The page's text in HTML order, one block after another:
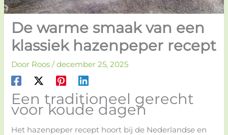
De warme smaak van een
klassiek hazenpeper recept
Door Roos/december 25, 2025
Een traditioneel gerecht
voor koude dagen
Het hazenpeper recept hoort bij de Nederlandse en